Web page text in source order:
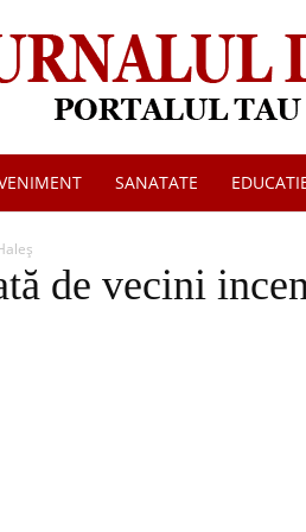
SANATATE
de vecini